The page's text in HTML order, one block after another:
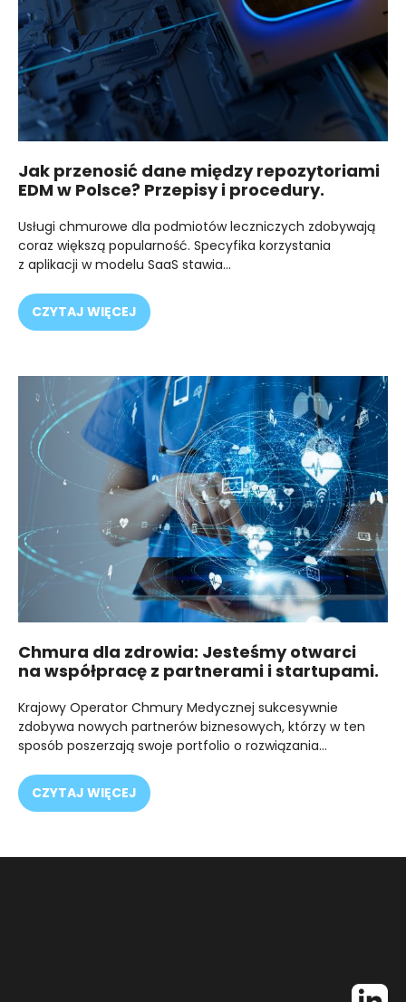
Jak przenosić dane między repozytoriami
EDM w Polsce? Przepisy i procedury.
Usługi chmurowe dla podmiotów leczniczych zdobywają
coraz większą popularność. Specyfika korzystania
z aplikacji w modelu SaaS stawia…
CZYTAJ WIĘCEJ
Chmura dla zdrowia: Jesteśmy otwarci
na współpracę z partnerami i startupami.
Krajowy Operator Chmury Medycznej sukcesywnie
zdobywa nowych partnerów biznesowych, którzy w ten
sposób poszerzają swoje portfolio o rozwiązania…
CZYTAJ WIĘCEJ